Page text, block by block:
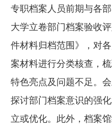
专职档案人员前期与各
大学立卷部门档案验收
件材料归档范围》，对
案材料进行分类核查，
特色亮点及问题不足。
探讨部门档案意识的强
立或优化。此外，档案